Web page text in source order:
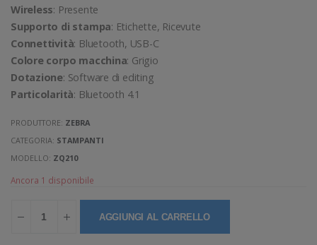
Wireless: Presente
Supporto di stampa: Etichette, Ricevute
Connettività: Bluetooth, USB-C
Colore corpo macchina: Grigio
Dotazione: Software di editing
Particolarità: Bluetooth 4.1
PRODUTTORE: ZEBRA
CATEGORIA: STAMPANTI
MODELLO: ZQ210
Ancora 1 disponibile
AGGIUNGI AL CARRELLO